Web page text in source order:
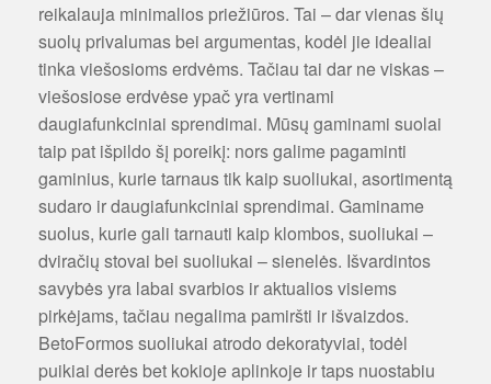
reikalauja minimalios priežiūros. Tai – dar vienas šių
suolų privalumas bei argumentas, kodėl jie idealiai
tinka viešosioms erdvėms. Tačiau tai dar ne viskas –
viešosiose erdvėse ypač yra vertinami
daugiafunkciniai sprendimai. Mūsų gaminami suolai
taip pat išpildo šį poreikį: nors galime pagaminti
gaminius, kurie tarnaus tik kaip suoliukai, asortimentą
sudaro ir daugiafunkciniai sprendimai. Gaminame
suolus, kurie gali tarnauti kaip klombos, suoliukai –
dviračių stovai bei suoliukai – sienelės. Išvardintos
savybės yra labai svarbios ir aktualios visiems
pirkėjams, tačiau negalima pamiršti ir išvaizdos.
BetoFormos suoliukai atrodo dekoratyviai, todėl
puikiai derės bet kokioje aplinkoje ir taps nuostabiu